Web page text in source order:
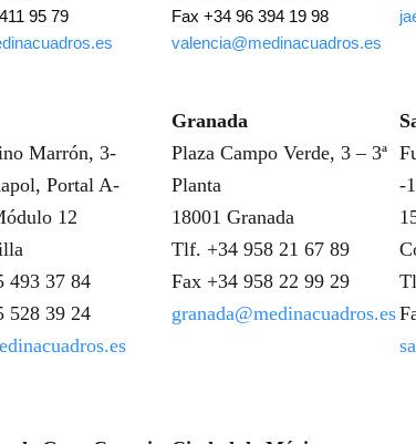
95 79
Fax +34 96 394 19 98
valencia@medinacuadros.es
Marrón, 3-
Portal A-
12
493 37 84
528 39 24
Granada
Plaza Campo Verde, 3 – 3ª
Planta
18001 Granada
Tlf. +34 958 21 67 89
Fax +34 958 22 99 29
granada@medinacuadros.es
-